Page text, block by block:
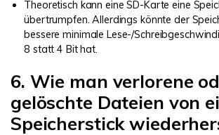
Theoretisch kann eine SD-Karte eine
übertrumpfen. Allerdings könnte der
bessere minimale Lese-/
8 statt 4 Bit hat.
6. Wie man verlorene
gelöschte Dateien von
Speicherstick